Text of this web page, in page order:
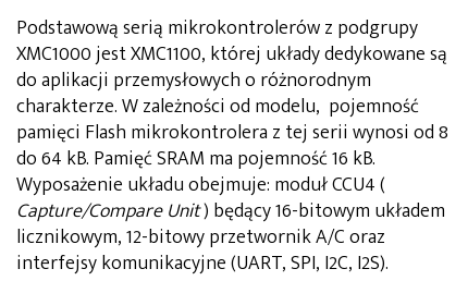
Podstawową serią mikrokontrolerów z podgrupy
XMC1000 jest XMC1100, której układy dedykowane są
do aplikacji przemysłowych o różnorodnym
charakterze. W zależności od modelu, pojemność
pamięci Flash mikrokontrolera z tej serii wynosi od 8
do 64 kB. Pamięć SRAM ma pojemność 16 kB.
Wyposażenie układu obejmuje: moduł CCU4 (
Capture/Compare Unit) będący 16-bitowym układem
licznikowym, 12-bitowy przetwornik A/C oraz
interfejsy komunikacyjne (UART, SPI, I2C, I2S).